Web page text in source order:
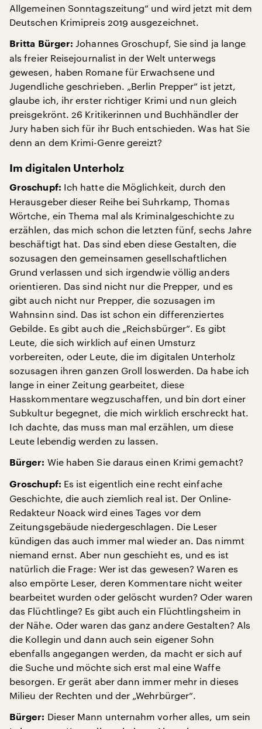
Allgemeinen Sonntagszeitung“ und wird jetzt mit dem
Deutschen Krimipreis 2019 ausgezeichnet.
Britta Bürger: Johannes Groschupf, Sie sind ja lange
als freier Reisejournalist in der Welt unterwegs
gewesen, haben Romane für Erwachsene und
Jugendliche geschrieben. „Berlin Prepper“ ist jetzt,
glaube ich, ihr erster richtiger Krimi und nun gleich
preisgekrönt. 26 Kritikerinnen und Buchhändler der
Jury haben sich für ihr Buch entschieden. Was hat Sie
denn an dem Krimi-Genre gereizt?
Im digitalen Unterholz
Groschupf: Ich hatte die Möglichkeit, durch den
Herausgeber dieser Reihe bei Suhrkamp, Thomas
Wörtche, ein Thema mal als Kriminalgeschichte zu
erzählen, das mich schon die letzten fünf, sechs Jahre
beschäftigt hat. Das sind eben diese Gestalten, die
sozusagen den gemeinsamen gesellschaftlichen
Grund verlassen und sich irgendwie völlig anders
orientieren. Das sind nicht nur die Prepper, und es
gibt auch nicht nur Prepper, die sozusagen im
Wahnsinn sind. Das ist schon ein differenziertes
Gebilde. Es gibt auch die „Reichsbürger“. Es gibt
Leute, die sich wirklich auf einen Umsturz
vorbereiten, oder Leute, die im digitalen Unterholz
sozusagen ihren ganzen Groll loswerden. Da habe ich
lange in einer Zeitung gearbeitet, diese
Hasskommentare wegzuschaffen, und bin dort einer
Subkultur begegnet, die mich wirklich erschreckt hat.
Ich dachte, das muss man mal erzählen, um diese
Leute lebendig werden zu lassen.
Bürger: Wie haben Sie daraus einen Krimi gemacht?
Groschupf: Es ist eigentlich eine recht einfache
Geschichte, die auch ziemlich real ist. Der Online-
Redakteur Noack wird eines Tages vor dem
Zeitungsgebäude niedergeschlagen. Die Leser
kündigen das auch immer mal wieder an. Das nimmt
niemand ernst. Aber nun geschieht es, und es ist
natürlich die Frage: Wer ist das gewesen? Waren es
also empörte Leser, deren Kommentare nicht weiter
bearbeitet wurden oder gelöscht wurden? Oder waren
das Flüchtlinge? Es gibt auch ein Flüchtlingsheim in
der Nähe. Oder waren das ganz andere Gestalten? Als
die Kollegin und dann auch sein eigener Sohn
ebenfalls angegangen werden, da macht er sich auf
die Suche und möchte sich erst mal eine Waffe
besorgen. Er gerät aber dann immer mehr in dieses
Milieu der Rechten und der „Wehrbürger“.
Bürger: Dieser Mann unternahm vorher alles, um sein